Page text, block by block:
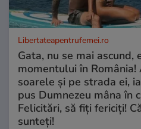
Libertateapentrufemei.ro
Gata, nu se mai ascund,
momentului în România!
soarele și pe strada ei,
pus Dumnezeu mâna în
Felicitări, să fiți fericiți!
sunteți!